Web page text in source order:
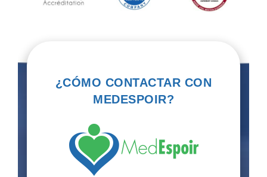
¿CÓMO CONTACTAR CON
MEDESPOIR?